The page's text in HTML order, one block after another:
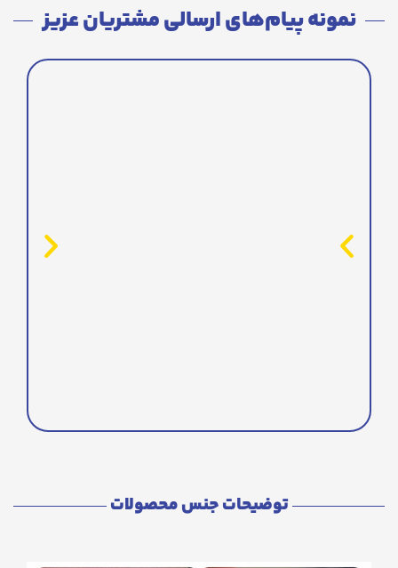
نمونه پیام‌های ارسالی مشتریان عزیز
توضیحات جنس محصولات